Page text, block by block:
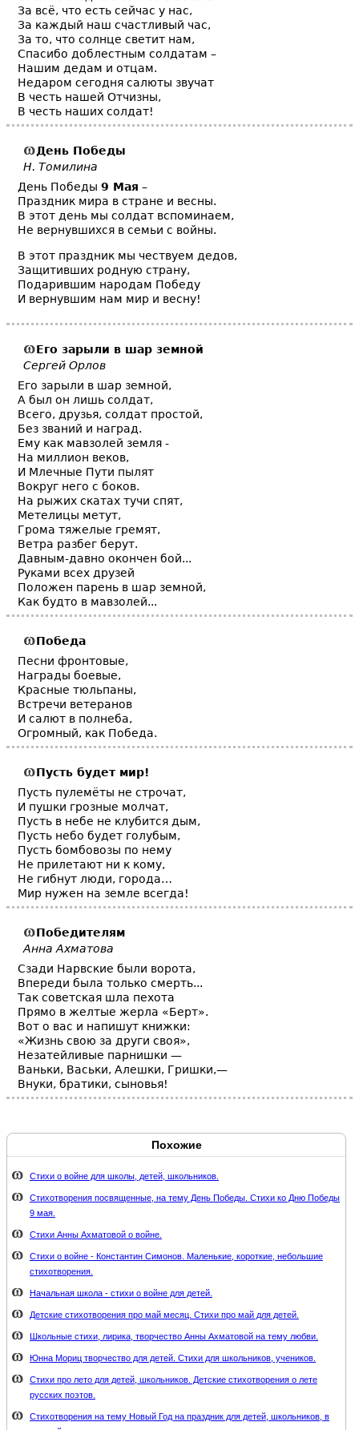
За всё, что есть сейчас у нас,
За каждый наш счастливый час,
За то, что солнце светит нам,
Спасибо доблестным солдатам –
Нашим дедам и отцам.
Недаром сегодня салюты звучат
В честь нашей Отчизны,
В честь наших солдат!
День Победы
Н. Томилина
День Победы 9 Мая –
Праздник мира в стране и весны.
В этот день мы солдат вспоминаем,
Не вернувшихся в семьи с войны.
В этот праздник мы чествуем дедов,
Защитивших родную страну,
Подарившим народам Победу
И вернувшим нам мир и весну!
Его зарыли в шар земной
Сергей Орлов
Его зарыли в шар земной,
А был он лишь солдат,
Всего, друзья, солдат простой,
Без званий и наград.
Ему как мавзолей земля -
На миллион веков,
И Млечные Пути пылят
Вокруг него с боков.
На рыжих скатах тучи спят,
Метелицы метут,
Грома тяжелые гремят,
Ветра разбег берут.
Давным-давно окончен бой...
Руками всех друзей
Положен парень в шар земной,
Как будто в мавзолей...
Победа
Песни фронтовые,
Награды боевые,
Красные тюльпаны,
Встречи ветеранов
И салют в полнеба,
Огромный, как Победа.
Пусть будет мир!
Пусть пулемёты не строчат,
И пушки грозные молчат,
Пусть в небе не клубится дым,
Пусть небо будет голубым,
Пусть бомбовозы по нему
Не прилетают ни к кому,
Не гибнут люди, города…
Мир нужен на земле всегда!
Победителям
Анна Ахматова
Сзади Нарвские были ворота,
Впереди была только смерть...
Так советская шла пехота
Прямо в желтые жерла «Берт».
Вот о вас и напишут книжки:
«Жизнь свою за други своя»,
Незатейливые парнишки —
Ваньки, Васьки, Алешки, Гришки,—
Внуки, братики, сыновья!
Похожие
Стихи о войне для школы, детей, школьников.
Стихотворения посвященные, на тему День Победы. Стихи ко Дню Победы
9 мая.
Стихи Анны Ахматовой о войне.
Стихи о войне - Константин Симонов. Маленькие, короткие, небольшие
стихотворения.
Начальная школа - стихи о войне для детей.
Детские стихотворения про май месяц. Стихи про май для детей.
Школьные стихи, лирика, творчество Анны Ахматовой на тему любви.
Юнна Мориц творчество для детей. Стихи для школьников, учеников.
Стихи про лето для детей, школьников. Детские стихотворения о лете
русских поэтов.
Стихотворения на тему Новый Год на праздник для детей, школьников, в